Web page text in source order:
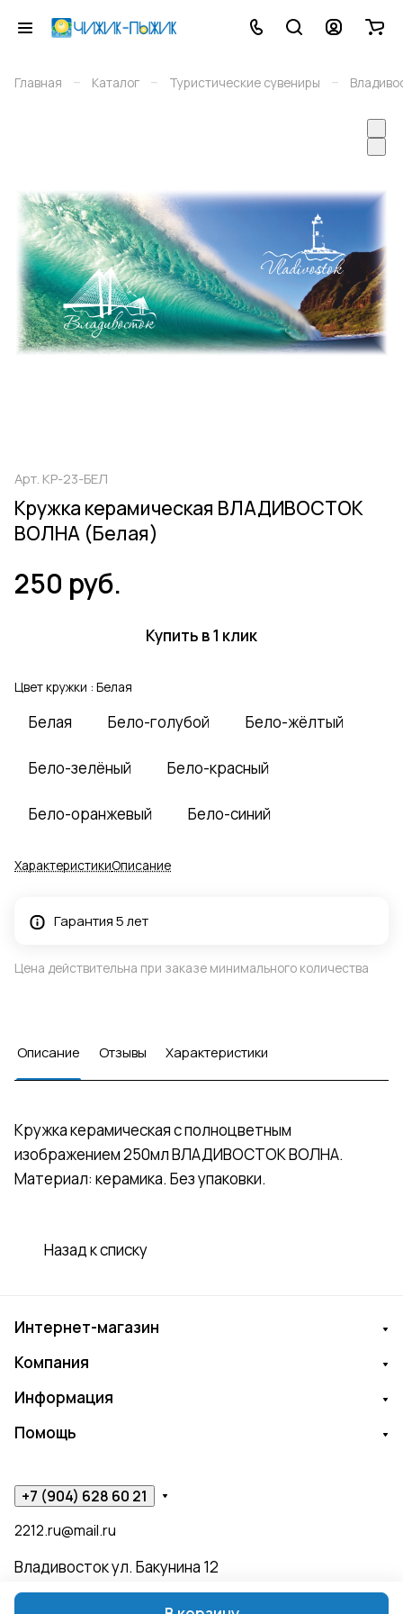
Главная – Каталог – Туристические сувениры –
Арт. КР-23-БЕЛ
Кружка керамическая ВЛАДИВОСТОК
ВОЛНА (Белая)
250 руб.
Купить в 1 клик
Цвет кружки : Белая
Белая Бело-голубой Бело-жёлтый
Бело-зелёный Бело-красный
Бело-оранжевый Бело-синий
ХарактеристикиОписание
Гарантия 5 лет
Цена действительна при заказе минимального количества
Описание Отзывы Характеристики
Кружка керамическая с полноцветным
изображением 250мл ВЛАДИВОСТОК ВОЛНА.
Материал: керамика. Без упаковки.
Назад к списку
Интернет-магазин
Компания
Информация
Помощь
+7 (904) 628 60 21
2212.ru@mail.ru
Владивосток ул. Бакунина 12